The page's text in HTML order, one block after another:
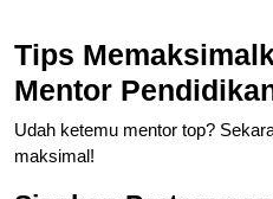
Tips
Mentor
Udah ketemu mentor top?
maksimal!